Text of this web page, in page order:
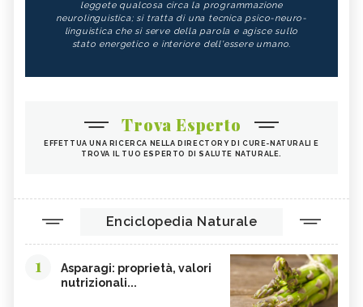
leggete qualcosa circa la programmazione
neurolinguistica; si tratta di una tecnica psico-neuro-
linguistica che si serve della parola e agisce sullo
stato energetico e interiore dell'essere umano.
Trova Esperto
EFFETTUA UNA RICERCA NELLA DIRECTORY DI CURE-NATURALI E
TROVA IL TUO ESPERTO DI SALUTE NATURALE.
Enciclopedia Naturale
1
Asparagi: proprietà, valori
nutrizionali...